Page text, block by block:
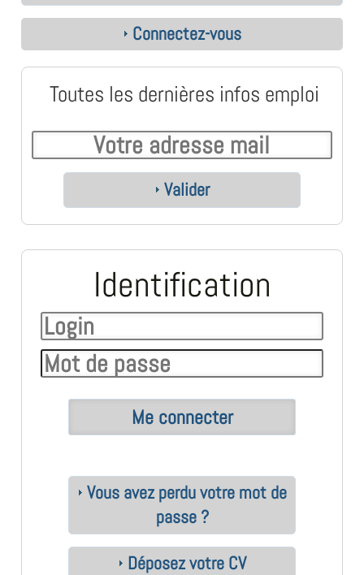
Connectez-vous
Toutes les dernières infos emploi
Valider
Identification
Vous avez perdu votre mot de
passe ?
Déposez votre CV